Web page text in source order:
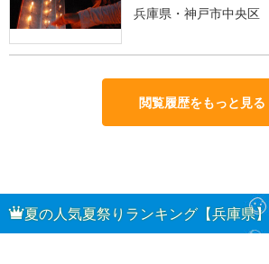
兵庫県・神戸市中央区
閲覧履歴をもっと見る
夏の人気夏祭りランキング【兵庫県】